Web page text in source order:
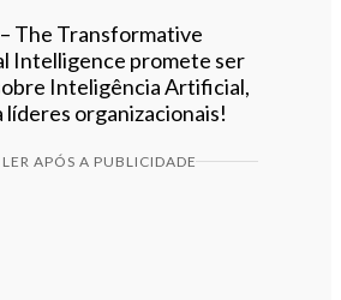
The Transformative
Intelligence promete ser
Inteligência Artificial,
líderes organizacionais!
APÓS A PUBLICIDADE